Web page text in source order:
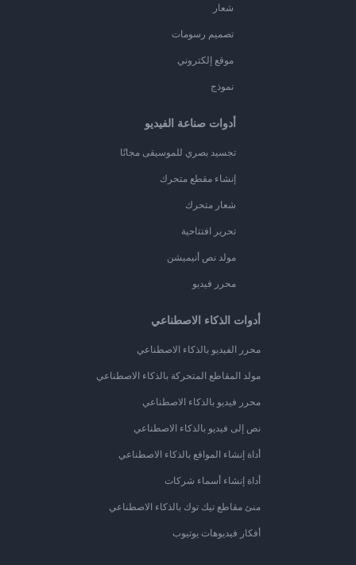
شعار
تصميم رسومات
موقع إلكتروني
نموذج
أدوات صناعة الفيديو
تجسيد بصري للموسيقى مجانًا
إنشاء مقطع متحرك
شعار متحرك
تحرير افتتاحية
مولد نص أنيميشن
محرر فيديو
أدوات الذكاء الاصطناعي
محرر الفيديو بالذكاء الاصطناعي
مولد المقاطع المتحركة بالذكاء الاصطناعي
محرر فيديو بالذكاء الاصطناعي
نص إلى فيديو بالذكاء الاصطناعي
أداة إنشاء المواقع بالذكاء الاصطناعي
أداة إنشاء أسماء شركات
منئ مقاطع تيك توك بالذكاء الاصطناعي
أفكار فيديوهات يوتيوب